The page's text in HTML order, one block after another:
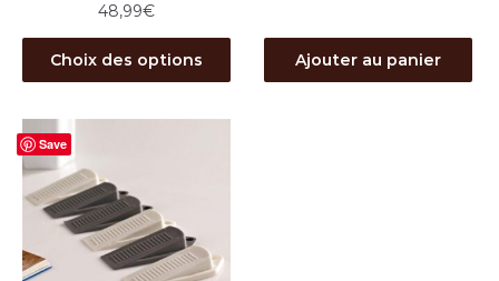
48,99€
Choix des options
Ce
produit
Les
options
peuvent
être
Ajouter au panier
Save